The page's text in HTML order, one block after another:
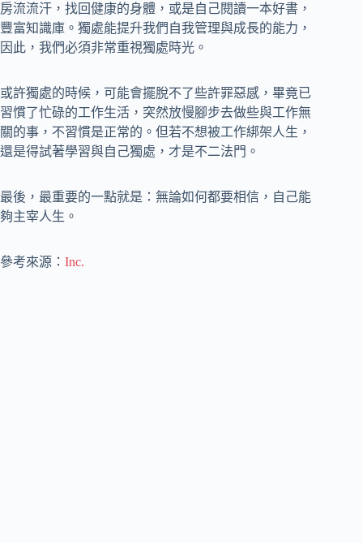
房流流汗，找回健康的身體，或是自己閱讀一本好書，
豐富知識庫。獨處能提升我們自我管理與成長的能力，
因此，我們必須非常重視獨處時光。
或許獨處的時候，可能會擺脫不了些許罪惡感，畢竟已
習慣了忙碌的工作生活，突然放慢腳步去做些與工作無
關的事，不習慣是正常的。但若不想被工作綁架人生，
還是得試著學習與自己獨處，才是不二法門。
最後，最重要的一點就是：無論如何都要相信，自己能
夠主宰人生。
參考來源： Inc.